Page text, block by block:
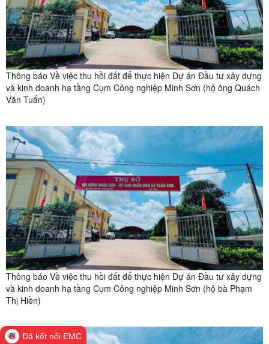
Thông báo Về việc thu hồi đất để thực hiện Dự án Đầu tư xây dựng
và kinh doanh hạ tầng Cụm Công nghiệp Minh Sơn (hộ ông Quách
Văn Tuấn)
Thông báo Về việc thu hồi đất để thực hiện Dự án Đầu tư xây dựng
và kinh doanh hạ tầng Cụm Công nghiệp Minh Sơn (hộ bà Phạm
Thị Hiền)
Đã kết nối EMC